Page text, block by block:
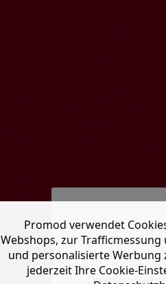
Do you want
Promod verwendet
Webshops, zur
und personalisierte Werbung
jederzeit Ihre Cookie-